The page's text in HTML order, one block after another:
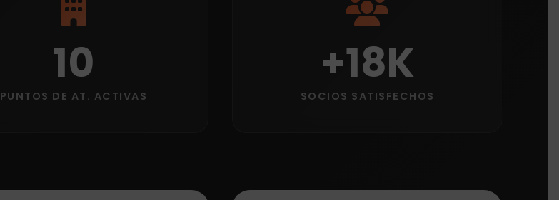
10
PUNTOS DE AT. ACTIVAS
+18K
SOCIOS SATISFECHOS